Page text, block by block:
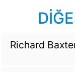
Richard